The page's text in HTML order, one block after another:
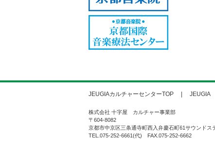
JEUGIAカルチャーセンターTOP JEUGIA
株式会社 十字屋 カルチャー事業部
〒604-8082
京都市中京区三条通寺町西入弁慶石町61サウンドス
TEL.075-252-6661(代) FAX.075-252-6662